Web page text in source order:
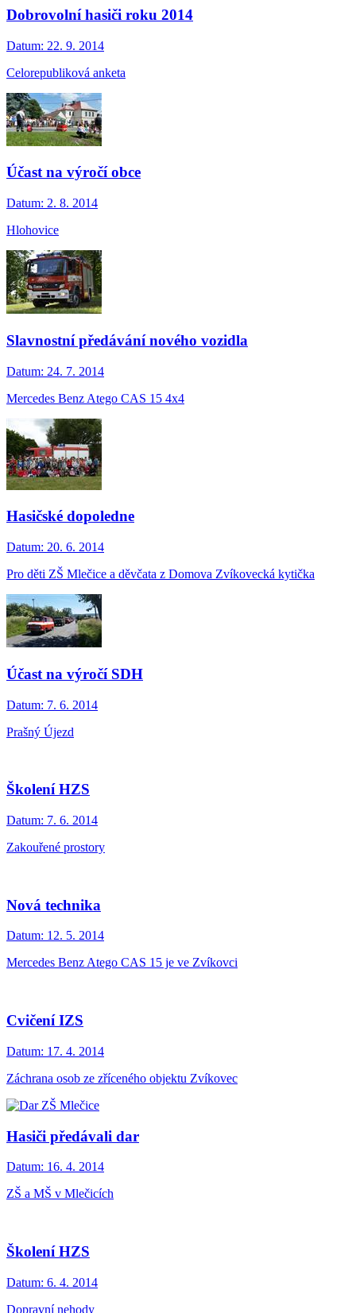
Dobrovolní hasiči roku 2014
Datum: 22. 9. 2014
Celorepubliková anketa
Účast na výročí obce
Datum: 2. 8. 2014
Hlohovice
Slavnostní předávání nového vozidla
Datum: 24. 7. 2014
Mercedes Benz Atego CAS 15 4x4
Hasičské dopoledne
Datum: 20. 6. 2014
Pro děti ZŠ Mlečice a děvčata z Domova Zvíkovecká kytička
Účast na výročí SDH
Datum: 7. 6. 2014
Prašný Újezd
Školení HZS
Datum: 7. 6. 2014
Zakouřené prostory
Nová technika
Datum: 12. 5. 2014
Mercedes Benz Atego CAS 15 je ve Zvíkovci
Cvičení IZS
Datum: 17. 4. 2014
Záchrana osob ze zříceného objektu Zvíkovec
Hasiči předávali dar
Datum: 16. 4. 2014
ZŠ a MŠ v Mlečicích
Školení HZS
Datum: 6. 4. 2014
Dopravní nehody